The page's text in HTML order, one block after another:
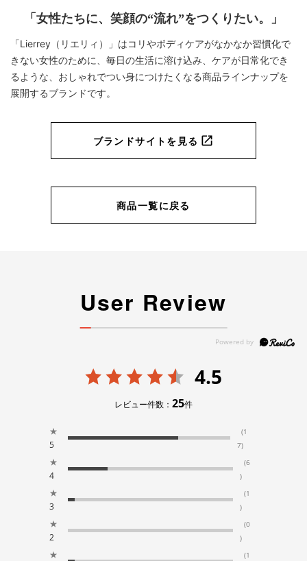
「女性たちに、笑顔の“流れ”をつくりたい。」
「Lierrey（リエリィ）」はコリやボディケアがなかなか習慣化で
きない女性のために、毎日の生活に溶け込み、 ケアが日常化でき
るような、おしゃれでつい身につけたくなる商品ラインナップを
展開するブランドです。
ブランドサイトを見る
商品一覧に戻る
User Review
4.5
レビュー件数： 25件
★
5
(1
7)
★
4
(6
)
★
3
(1
)
★
2
(0
)
★
(1